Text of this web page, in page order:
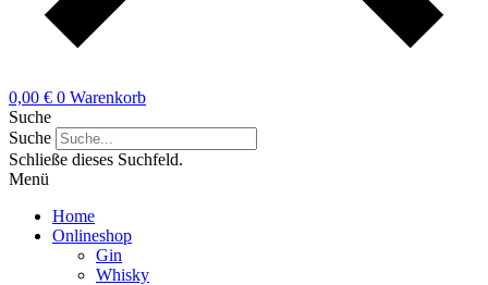
0,00 € 0 Warenkorb
Suche
Suche
Schließe dieses Suchfeld.
Menü
Home
Onlineshop
Gin
Whisky